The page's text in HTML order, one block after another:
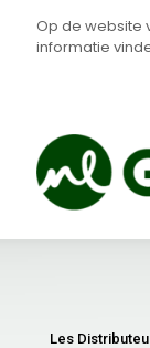
Op de website
informatie
Les